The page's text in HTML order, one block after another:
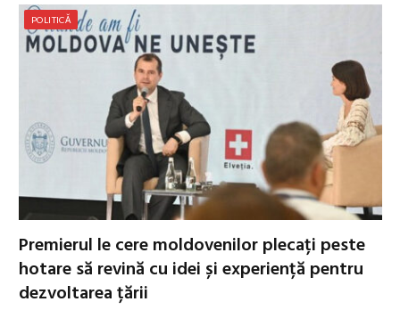
POLITICĂ
Premierul le cere moldovenilor plecați peste
hotare să revină cu idei și experiență pentru
dezvoltarea țării